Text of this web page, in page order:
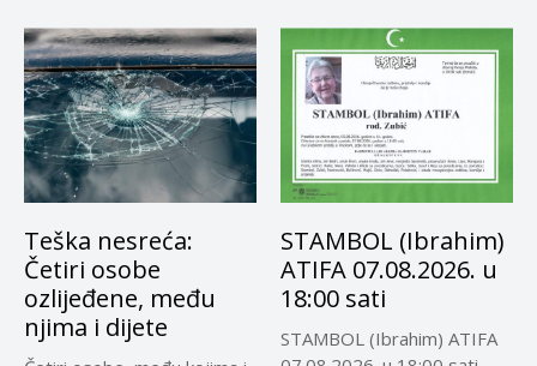
Teška nesreća:
Četiri osobe
ozlijeđene, među
njima i dijete
STAMBOL (Ibrahim)
ATIFA 07.08.2026. u
18:00 sati
STAMBOL (Ibrahim) ATIFA